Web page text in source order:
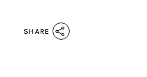
SHARE